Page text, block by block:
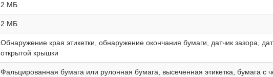
2 МБ
2 МБ
Обнаружение края этикетки, обнаружение окончания бумаги, датчик зазора,
открытой крышки
Фальцированная бумага или рулонная бумага, высеченная этикетка, бумага с